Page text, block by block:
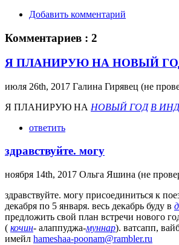
Добавить комментарий
Комментариев : 2
Я ПЛАНИРУЮ НА НОВЫЙ
июля 26th, 2017 Галина Гирявец (не
Я ПЛАНИРУЮ НА НОВЫЙ ГОД В
ответить
здравствуйте. могу
ноября 14th, 2017 Ольга Яшина (не
здравствуйте. могу присоединиться к
декабря по 5 января. весь декабрь буду в
предложить свой план встречи нового
( кочин- алаппуджа-муннар). ватсапп,
имейл hameshaa-poonam@rambler.ru